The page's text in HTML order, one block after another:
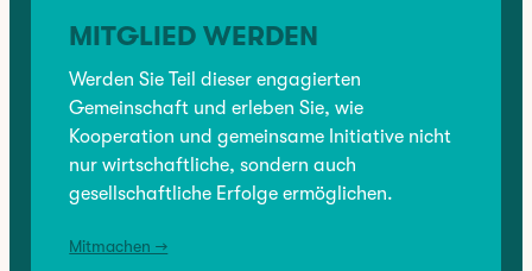
MITGLIED WERDEN
Werden Sie Teil dieser engagierten
Gemeinschaft und erleben Sie, wie
Kooperation und gemeinsame Initiative nicht
nur wirtschaftliche, sondern auch
gesellschaftliche Erfolge ermöglichen.
Mitmachen →